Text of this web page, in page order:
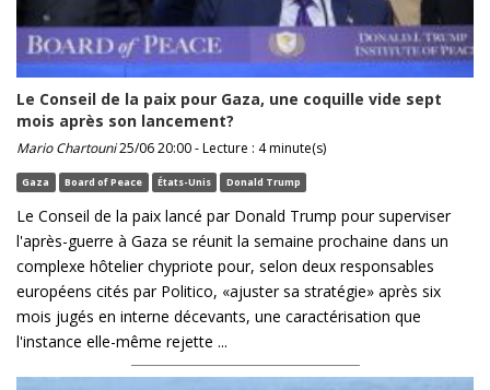
Le Conseil de la paix pour Gaza, une coquille vide sept
mois après son lancement?
Mario Chartouni25/06 20:00 - Lecture : 4 minute(s)
Gaza Board of Peace États-Unis Donald Trump
Le Conseil de la paix lancé par Donald Trump pour superviser
l'après-guerre à Gaza se réunit la semaine prochaine dans un
complexe hôtelier chypriote pour, selon deux responsables
européens cités par Politico, «ajuster sa stratégie» après six
mois jugés en interne décevants, une caractérisation que
l'instance elle-même rejette ...